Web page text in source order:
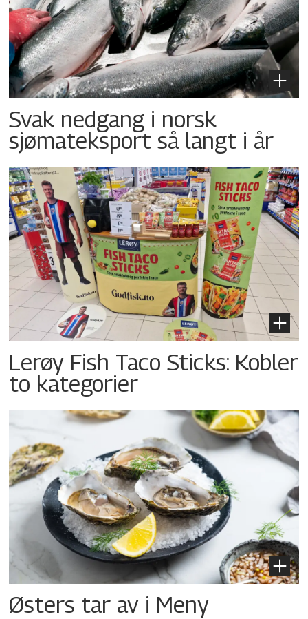
Svak nedgang i norsk
sjømateksport så langt i år
Lerøy Fish Taco Sticks: Kobler
to kategorier
Østers tar av i Meny